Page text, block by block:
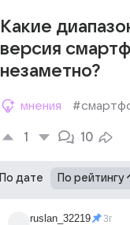
Какие
версия
незаметно?
мнения
1 10
По дате По рейтингу
ruslan_32219 3г